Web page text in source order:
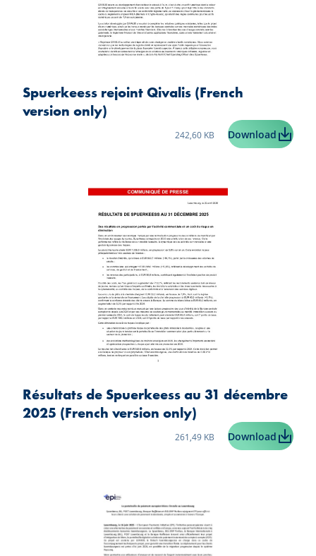
Spuerkeess rejoint Qivalis (French
version only)
Taille du fichier:
242,60 KB Download
Résultats de Spuerkeess au 31 décembre
2025 (French version only)
Taille du fichier:
261,49 KB Download